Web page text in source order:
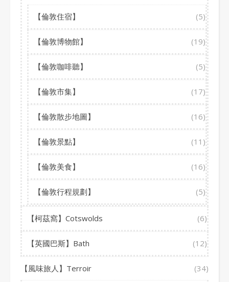
【倫敦住宿】 (5)
【倫敦博物館】 (19)
【倫敦咖啡聽】 (5)
【倫敦市集】 (17)
【倫敦散步地圖】 (16)
【倫敦景點】 (11)
【倫敦美食】 (16)
【倫敦行程規劃】 (5)
【柯茲窩】Cotswolds (6)
【英國巴斯】Bath (12)
【風味旅人】Terroir (34)